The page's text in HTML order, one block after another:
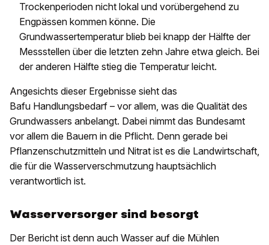
Trockenperioden nicht lokal und vorübergehend zu
Engpässen kommen könne. Die
Grundwassertemperatur blieb bei knapp der Hälfte der
Messstellen über die letzten zehn Jahre etwa gleich. Bei
der anderen Hälfte stieg die Temperatur leicht.
Angesichts dieser Ergebnisse sieht das
Bafu Handlungsbedarf – vor allem, was die Qualität des
Grundwassers anbelangt. Dabei nimmt das Bundesamt
vor allem die Bauern in die Pflicht. Denn gerade bei
Pflanzenschutzmitteln und Nitrat ist es die Landwirtschaft,
die für die Wasserverschmutzung hauptsächlich
verantwortlich ist.
Wasserversorger sind besorgt
Der Bericht ist denn auch Wasser auf die Mühlen